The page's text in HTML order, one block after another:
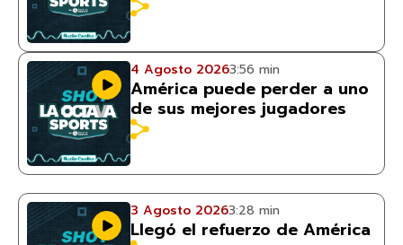
4 Agosto 20263:56 min
América puede perder a uno
de sus mejores jugadores
3 Agosto 20263:28 min
Llegó el refuerzo de América